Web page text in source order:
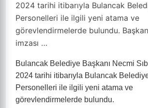
2024 tarihi itibarıyla Bulancak
Personelleri ile ilgili yeni atama ve
görevlendirmelerde bulundu. Başkan
imzası …
Bulancak Belediye Başkanı Necmi
2024 tarihi itibarıyla Bulancak
Personelleri ile ilgili yeni atama ve
görevlendirmelerde bulundu.